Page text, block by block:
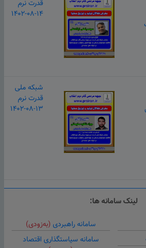
قدرت نرم
۱۴۰۲-۰۸-۱۴
شبکه ملی
قدرت نرم
۱۴۰۲-۰۸-۱۳
لینک سامانه ها:
سامانه راهبردی (به‌زودی)
سامانه سیاستگذاری اقتصاد